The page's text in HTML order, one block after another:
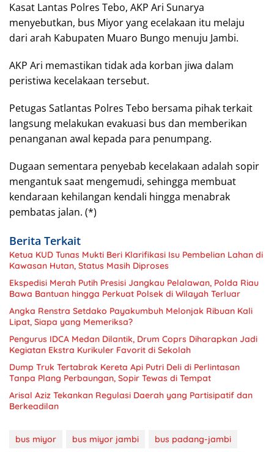
Kasat Lantas Polres Tebo, AKP Ari Sunarya
menyebutkan, bus Miyor yang ecelakaan itu melaju
dari arah Kabupaten Muaro Bungo menuju Jambi.
AKP Ari memastikan tidak ada korban jiwa dalam
peristiwa kecelakaan tersebut.
Petugas Satlantas Polres Tebo bersama pihak terkait
langsung melakukan evakuasi bus dan memberikan
penanganan awal kepada para penumpang.
Dugaan sementara penyebab kecelakaan adalah sopir
mengantuk saat mengemudi, sehingga membuat
kendaraan kehilangan kendali hingga menabrak
pembatas jalan. (*)
Berita Terkait
Ketua KUD Tunas Mukti Beri Klarifikasi Isu Pembelian Lahan di
Kawasan Hutan, Status Masih Diproses
Ekspedisi Merah Putih Presisi Jangkau Pelalawan, Polda Riau
Bawa Bantuan hingga Perkuat Polsek di Wilayah Terluar
Angka Renstra Setdako Payakumbuh Melonjak Ribuan Kali
Lipat, Siapa yang Memeriksa?
Pengurus IDCA Medan Dilantik, Drum Coprs Diharapkan Jadi
Kegiatan Ekstra Kurikuler Favorit di Sekolah
Dump Truk Tertabrak Kereta Api Putri Deli di Perlintasan
Tanpa Plang Perbaungan, Sopir Tewas di Tempat
Arisal Aziz Tekankan Regulasi Daerah yang Partisipatif dan
Berkeadilan
bus miyor bus miyor jambi
bus padang-jambi